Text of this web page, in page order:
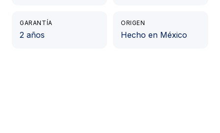
GARANTÍA
2 años
ORIGEN
Hecho en México